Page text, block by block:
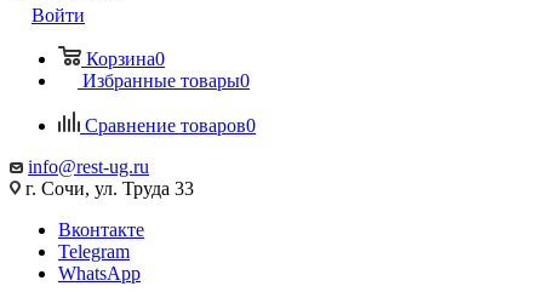
Войти
Корзина0
Избранные товары0
Сравнение товаров0
info@rest-ug.ru
г. Сочи, ул. Труда 33
Вконтакте
Telegram
WhatsApp